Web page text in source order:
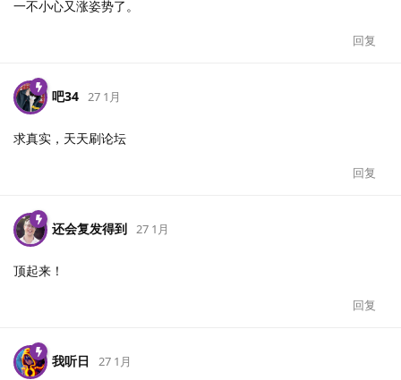
一不小心又涨姿势了。
回复
吧34 27 1月
求真实，天天刷论坛
回复
还会复发得到 27 1月
顶起来！
回复
我听日 27 1月